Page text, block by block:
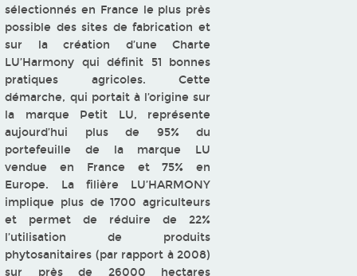
sélectionnés en France le plus près
possible des sites de fabrication et
sur la création d’une Charte
LU’Harmony qui définit 51 bonnes
pratiques agricoles. Cette
démarche, qui portait à l’origine sur
la marque Petit LU, représente
aujourd’hui plus de 95% du
portefeuille de la marque LU
vendue en France et 75% en
Europe. La filière LU’HARMONY
implique plus de 1700 agriculteurs
et permet de réduire de 22%
l’utilisation de produits
phytosanitaires (par rapport à 2008)
sur près de 26000 hectares